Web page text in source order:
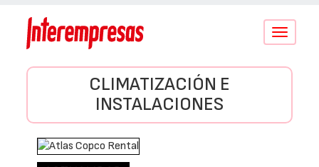
Conmutar
CLIMATIZACIÓN E
INSTALACIONES